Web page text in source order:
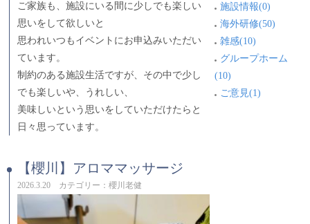
ご家族も、施設にいる間に少しでも楽しい
思いをして欲しいと
思われいつもイベントにお申込みいただい
ています。
制約のある施設生活ですが、その中で少し
でも楽しいや、うれしい、
美味しいという思いをしていただけたらと
日々思っています。
【櫻川】アロママッサージ
2026.3.20 カテゴリー：櫻川老健
施設情報(0)
海外研修(50)
雑感(10)
グループホーム
(10)
ご意見(1)